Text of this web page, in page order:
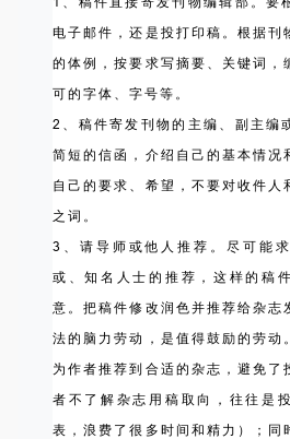
电子邮件，还是投打印稿。根据刊
的体例，按要求写摘要、关键词，
可的字体、字号等。
2、稿件寄发刊物的主编、副主编
简短的信函，介绍自己的基本情况
自己的要求、希望，不要对收件人
之词。
3、请导师或他人推荐。尽可能
或、知名人士的推荐，这样的稿
意。把稿件修改润色并推荐给杂志
法的脑力劳动，是值得鼓励的劳动
为作者推荐到合适的杂志，避免了
者不了解杂志用稿取向，往往是
表，浪费了很多时间和精力）；同